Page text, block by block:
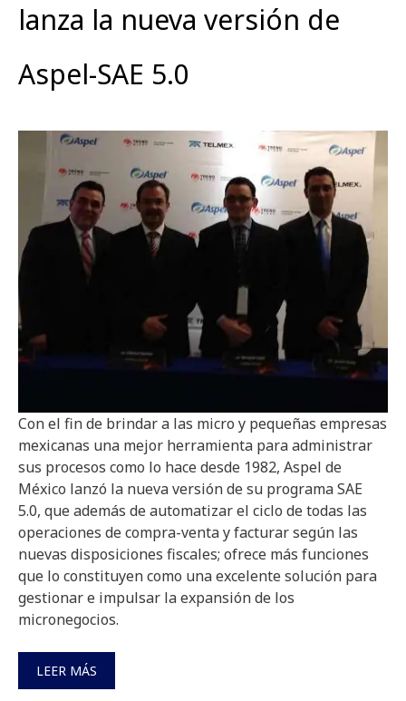
lanza la nueva versión de
Aspel-SAE 5.0
Con el fin de brindar a las micro y pequeñas empresas
mexicanas una mejor herramienta para administrar
sus procesos como lo hace desde 1982, Aspel de
México lanzó la nueva versión de su programa SAE
5.0, que además de automatizar el ciclo de todas las
operaciones de compra-venta y facturar según las
nuevas disposiciones fiscales; ofrece más funciones
que lo constituyen como una excelente solución para
gestionar e impulsar la expansión de los
micronegocios.
LEER MÁS